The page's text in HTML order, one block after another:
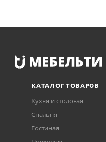
КАТАЛОГ ТОВАРОВ
Кухня и столовая
Спальня
Гостиная